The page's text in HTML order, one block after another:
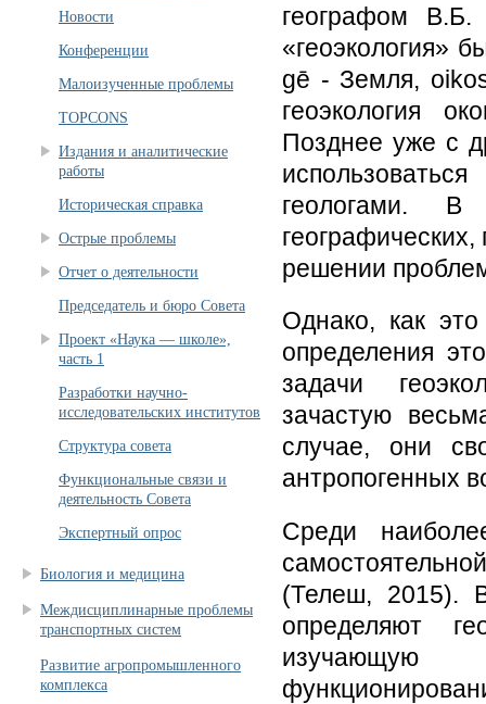
географом
«геоэкология»
gē - Земля,
геоэкология
Позднее уже с
геологами.
географических,
решении
Однако, как
определения
задачи
зачастую
случае, они
антропогенных
Среди
(Телеш, 2015).
определяют
изучающую
Новости
Конференции
Малоизученные проблемы
TOPCONS
Издания и аналитические
работы
Историческая справка
Острые проблемы
Отчет о деятельности
Председатель и бюро Совета
Проект «Наука — школе»,
часть 1
Разработки научно-
исследовательских институтов
Структура совета
Функциональные связи и
деятельность Совета
Экспертный опрос
Биология и медицина
Междисциплинарные проблемы
транспортных систем
Развитие агропромышленного
комплекса